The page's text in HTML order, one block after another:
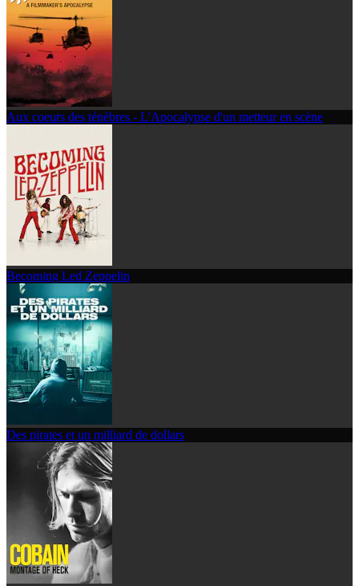
Aux coeurs des ténèbres - L'Apocalypse d'un metteur en scène
Becoming Led Zeppelin
Des pirates et un milliard de dollars